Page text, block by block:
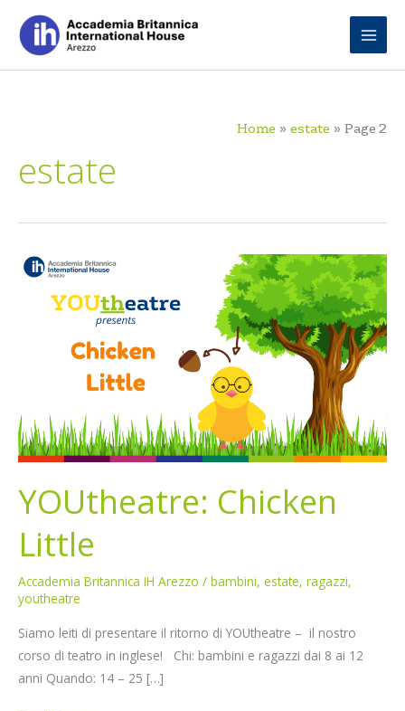
content
Home estate Page 2
estate
YOUtheatre: Chicken
Little
Accademia Britannica IH Arezzo / bambini, estate, ragazzi,
youtheatre
Siamo leiti di presentare il ritorno di YOUtheatre – il nostro
corso di teatro in inglese! Chi: bambini e ragazzi dai 8 ai 12
anni Quando: 14 – 25 […]
YOUtheatre: